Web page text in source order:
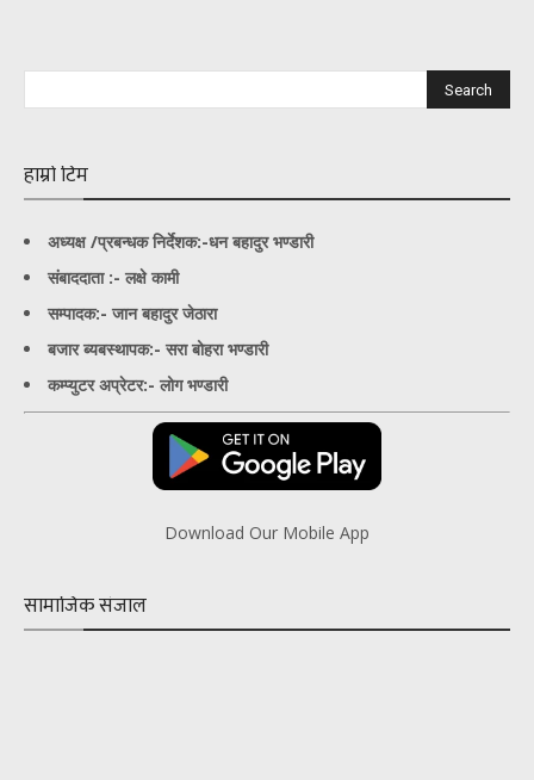
हाम्रो टिम
अध्यक्ष /प्रबन्धक निर्देशक:-धन बहादुर भण्डारी
संबाददाता :- लक्षे कामी
सम्पादक:- जान बहादुर जेठारा
बजार ब्यबस्थापक:- सरा बोहरा भण्डारी
कम्प्युटर अप्रेटर:- लोग भण्डारी
Download Our Mobile App
सामाजिक संजाल